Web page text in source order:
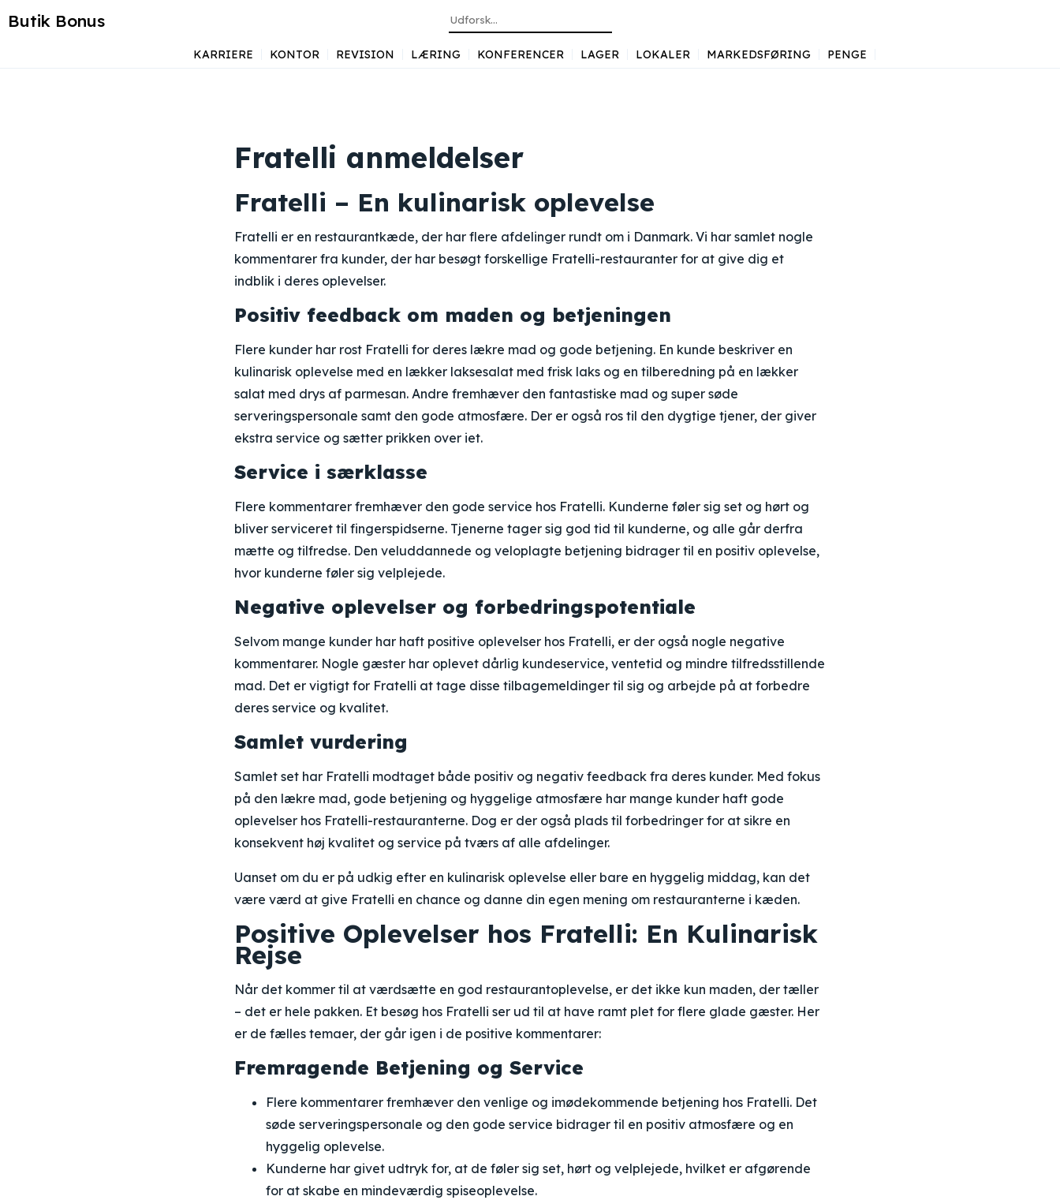
Butik Bonus
KARRIERE KONTOR REVISION LÆRING KONFERENCER LAGER LOKALER MARKEDSFØRING PENGE
Fratelli anmeldelser
Fratelli – En kulinarisk oplevelse
Fratelli er en restaurantkæde, der har flere afdelinger rundt om i Danmark. Vi har samlet nogle
kommentarer fra kunder, der har besøgt forskellige Fratelli-restauranter for at give dig et
indblik i deres oplevelser.
Positiv feedback om maden og betjeningen
Flere kunder har rost Fratelli for deres lækre mad og gode betjening. En kunde beskriver en
kulinarisk oplevelse med en lækker laksesalat med frisk laks og en tilberedning på en lækker
salat med drys af parmesan. Andre fremhæver den fantastiske mad og super søde
serveringspersonale samt den gode atmosfære. Der er også ros til den dygtige tjener, der giver
ekstra service og sætter prikken over iet.
Service i særklasse
Flere kommentarer fremhæver den gode service hos Fratelli. Kunderne føler sig set og hørt og
bliver serviceret til fingerspidserne. Tjenerne tager sig god tid til kunderne, og alle går derfra
mætte og tilfredse. Den veluddannede og veloplagte betjening bidrager til en positiv oplevelse,
hvor kunderne føler sig velplejede.
Negative oplevelser og forbedringspotentiale
Selvom mange kunder har haft positive oplevelser hos Fratelli, er der også nogle negative
kommentarer. Nogle gæster har oplevet dårlig kundeservice, ventetid og mindre tilfredsstillende
mad. Det er vigtigt for Fratelli at tage disse tilbagemeldinger til sig og arbejde på at forbedre
deres service og kvalitet.
Samlet vurdering
Samlet set har Fratelli modtaget både positiv og negativ feedback fra deres kunder. Med fokus
på den lækre mad, gode betjening og hyggelige atmosfære har mange kunder haft gode
oplevelser hos Fratelli-restauranterne. Dog er der også plads til forbedringer for at sikre en
konsekvent høj kvalitet og service på tværs af alle afdelinger.
Uanset om du er på udkig efter en kulinarisk oplevelse eller bare en hyggelig middag, kan det
være værd at give Fratelli en chance og danne din egen mening om restauranterne i kæden.
Positive Oplevelser hos Fratelli: En Kulinarisk
Rejse
Når det kommer til at værdsætte en god restaurantoplevelse, er det ikke kun maden, der tæller
– det er hele pakken. Et besøg hos Fratelli ser ud til at have ramt plet for flere glade gæster. Her
er de fælles temaer, der går igen i de positive kommentarer:
Fremragende Betjening og Service
Flere kommentarer fremhæver den venlige og imødekommende betjening hos Fratelli. Det
søde serveringspersonale og den gode service bidrager til en positiv atmosfære og en
hyggelig oplevelse.
Kunderne har givet udtryk for, at de føler sig set, hørt og velplejede, hvilket er afgørende
for at skabe en mindeværdig spiseoplevelse.